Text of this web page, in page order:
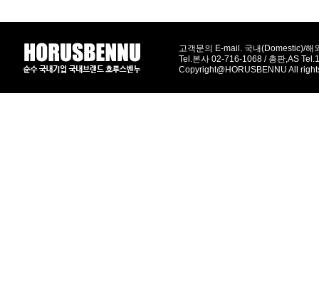
고객문의 E-mail. 국내(Domestic)/
Tel.본사 02-716-1068 / 총판,AS
Copyright@HORUSBENNU All